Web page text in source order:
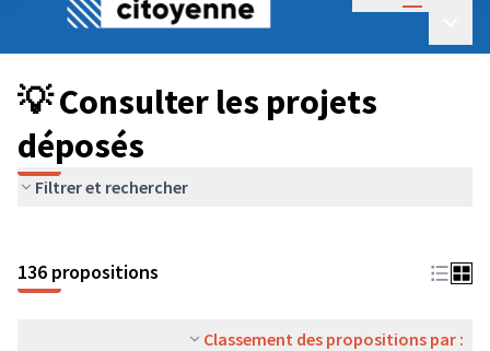
Budget Participatif JEUNESSE 2024
💡 Consulter les projets déposés
💡 Consulter les projets
déposés
Filtrer et rechercher
136 propositions
Classement des propositions par :